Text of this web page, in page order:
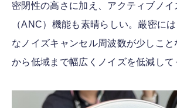
密閉性の高さに加え、アクティブノ
（ANC）機能も素晴らしい。厳密に
なノイズキャンセル周波数が少しこ
から低域まで幅広くノイズを低減して